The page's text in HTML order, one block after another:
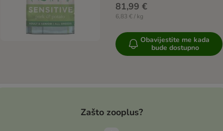
81,99 €
6,83 € / kg
Obavijestite me kada
bude dostupno
Zašto zooplus?